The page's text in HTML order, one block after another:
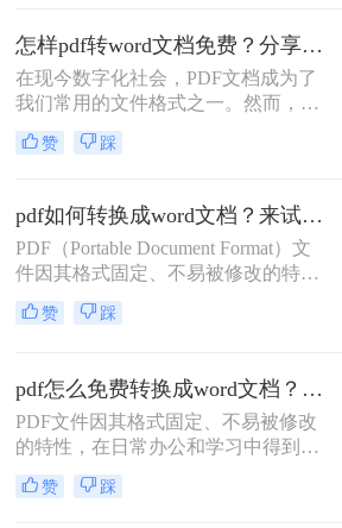
doc格式呢？本文将介绍三种常见的
PDF转DOC的方法。
怎样pdf转word文档免费？分享三种简单易学的转换方法！
在现今数字化社会，PDF文档成为了
我们常用的文件格式之一。然而，有
时我们需要对PDF文档进行编辑或修
订，这时候将其转换为Word文档就尤
具，但它们大多需要付费才能使用。
那么，怎样pdf转word文档免费呢？在
本文中，将向您详细介绍几种免费转
换方法。
赞 踩
pdf如何转换成word文档？来试试这二个转换方法！
PDF（Portable Document Format）文
件因其格式固定、不易被修改的特
点，在日常工作和学习中得到了广泛
应用。然而，在某些情况下，我们可
word文档呢？本文将介绍两种将PDF
转换成Word文档的方法。
赞 踩
pdf怎么免费转换成word文档？这三个方法教你轻松搞定！
PDF文件因其格式固定、不易被修改
的特性，在日常办公和学习中得到了
广泛应用。然而，有时我们需要对
PDF文件内容进行编辑或修改，这就
赞 踩